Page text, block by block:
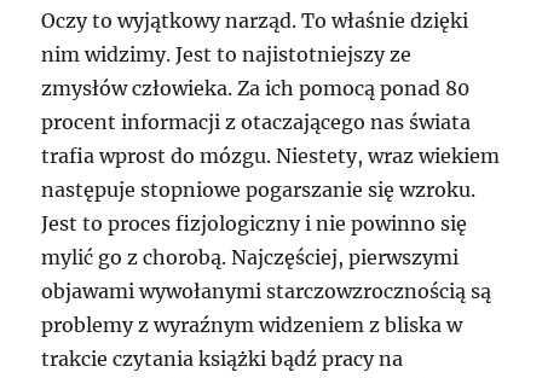
Oczy to wyjątkowy narząd. To właśnie dzięki
nim widzimy. Jest to najistotniejszy ze
zmysłów człowieka. Za ich pomocą ponad 80
procent informacji z otaczającego nas świata
trafia wprost do mózgu. Niestety, wraz wiekiem
następuje stopniowe pogarszanie się wzroku.
Jest to proces fizjologiczny i nie powinno się
mylić go z chorobą. Najczęściej, pierwszymi
objawami wywołanymi starczowzrocznością są
problemy z wyraźnym widzeniem z bliska w
trakcie czytania książki bądź pracy na